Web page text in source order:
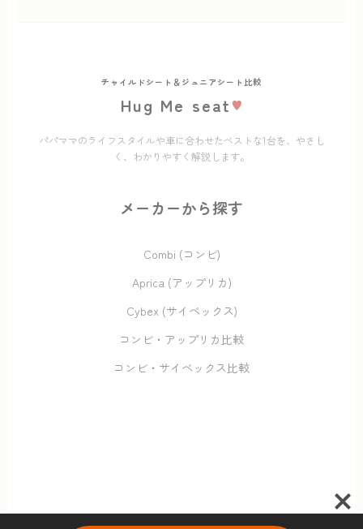
チャイルドシート＆ジュニアシート比較
Hug Me seat ♥
パパママのライフスタイルや車に合わせたベストな1台を、やさし
く、わかりやすく解説します。
メーカーから探す
Combi (コンビ)
Aprica (アップリカ)
Cybex (サイベックス)
コンビ・アップリカ比較
コンビ・サイベックス比較